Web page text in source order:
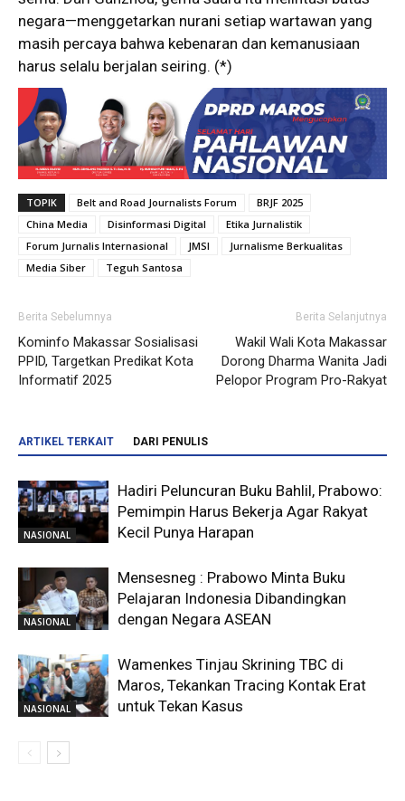
negara—menggetarkan nurani setiap wartawan yang
masih percaya bahwa kebenaran dan kemanusiaan
harus selalu berjalan seiring. (*)
TOPIK Belt and Road Journalists Forum
BRJF 2025
China Media
Disinformasi Digital
Etika Jurnalistik
Forum Jurnalis Internasional
JMSI
Jurnalisme Berkualitas
Media Siber
Teguh Santosa
Berita Sebelumnya
Kominfo Makassar Sosialisasi
PPID, Targetkan Predikat Kota
Informatif 2025
Berita Selanjutnya
Wakil Wali Kota Makassar
Dorong Dharma Wanita Jadi
Pelopor Program Pro-Rakyat
ARTIKEL TERKAIT DARI PENULIS
NASIONAL
Hadiri Peluncuran Buku Bahlil, Prabowo:
Pemimpin Harus Bekerja Agar Rakyat
Kecil Punya Harapan
NASIONAL
Mensesneg : Prabowo Minta Buku
Pelajaran Indonesia Dibandingkan
dengan Negara ASEAN
NASIONAL
Wamenkes Tinjau Skrining TBC di
Maros, Tekankan Tracing Kontak Erat
untuk Tekan Kasus